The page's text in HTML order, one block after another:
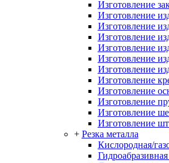
Изготовление
Изготовление
Изготовление
Изготовление
Изготовление
Изготовление
Изготовление
Изготовление
Изготовление
Изготовление
Изготовление
Изготовление
+ Резка металла
Кислородная/
Гидроабразивная